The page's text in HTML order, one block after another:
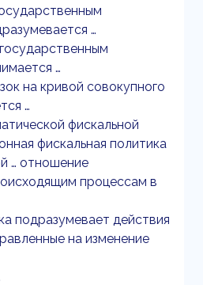
…
…
на кривой совокупного
…
фискальной
фискальная политика
… отношение
процессам в
подразумевает действия
на изменение